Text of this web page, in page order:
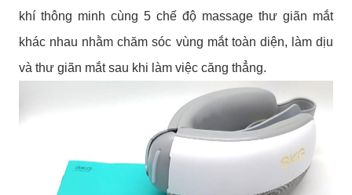
khí thông minh cùng 5 chế độ massage thư giãn mắt
khác nhau nhằm chăm sóc vùng mắt toàn diện, làm dịu
và thư giãn mắt sau khi làm việc căng thẳng.